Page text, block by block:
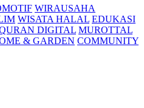
WIRAUSAHA
WISATA HALAL EDUKASI
DIGITAL MUROTTAL
& GARDEN COMMUNITY